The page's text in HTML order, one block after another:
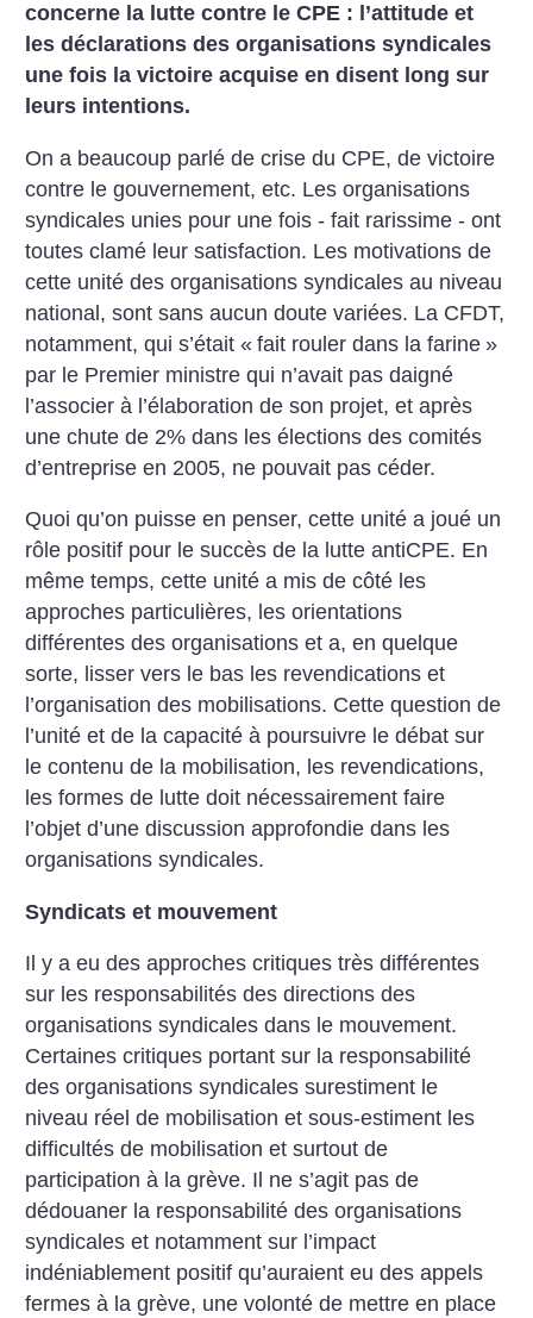
concerne la lutte contre le CPE : l’attitude et
les déclarations des organisations syndicales
une fois la victoire acquise en disent long sur
leurs intentions.
On a beaucoup parlé de crise du CPE, de victoire
contre le gouvernement, etc. Les organisations
syndicales unies pour une fois - fait rarissime - ont
toutes clamé leur satisfaction. Les motivations de
cette unité des organisations syndicales au niveau
national, sont sans aucun doute variées. La CFDT,
notamment, qui s’était « fait rouler dans la farine »
par le Premier ministre qui n’avait pas daigné
l’associer à l’élaboration de son projet, et après
une chute de 2% dans les élections des comités
d’entreprise en 2005, ne pouvait pas céder.
Quoi qu’on puisse en penser, cette unité a joué un
rôle positif pour le succès de la lutte antiCPE. En
même temps, cette unité a mis de côté les
approches particulières, les orientations
différentes des organisations et a, en quelque
sorte, lisser vers le bas les revendications et
l’organisation des mobilisations. Cette question de
l’unité et de la capacité à poursuivre le débat sur
le contenu de la mobilisation, les revendications,
les formes de lutte doit nécessairement faire
l’objet d’une discussion approfondie dans les
organisations syndicales.
Syndicats et mouvement
Il y a eu des approches critiques très différentes
sur les responsabilités des directions des
organisations syndicales dans le mouvement.
Certaines critiques portant sur la responsabilité
des organisations syndicales surestiment le
niveau réel de mobilisation et sous-estiment les
difficultés de mobilisation et surtout de
participation à la grève. Il ne s’agit pas de
dédouaner la responsabilité des organisations
syndicales et notamment sur l’impact
indéniablement positif qu’auraient eu des appels
fermes à la grève, une volonté de mettre en place